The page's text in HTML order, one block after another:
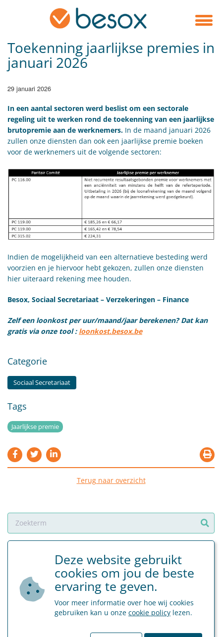
Toekenning jaarlijkse premies in
januari 2026
29 januari 2026
In een aantal sectoren werd beslist om een sectorale
regeling uit te werken rond de toekenning van een jaarlijkse
brutopremie aan de werknemers. In de maand januari 2026
zullen onze diensten dan ook een jaarlijkse premie boeken
voor de werknemers uit de volgende sectoren:
​Indien de mogelijkheid van een alternatieve besteding werd
voorzien en je hiervoor hebt gekozen, zullen onze diensten
hier uiteraard rekening mee houden.
Besox, Sociaal Secretariaat – Verzekeringen – Finance
Zelf een loonkost per uur/maand/jaar berekenen? Dat kan
gratis via onze tool : loonkost.besox.be
Categorie
Sociaal Secretariaat
Tags
Jaarlijkse premie
Terug naar overzicht
Laatste nieuws
Aanpassing leer- en stagevergoedingen vanaf 1 juli 2026
Sociaal Secretariaat
Deze website gebruikt
cookies om jou de beste
ervaring te geven.
Voor meer informatie over hoe wij cookies
gebruiken kan u onze cookie policy lezen.